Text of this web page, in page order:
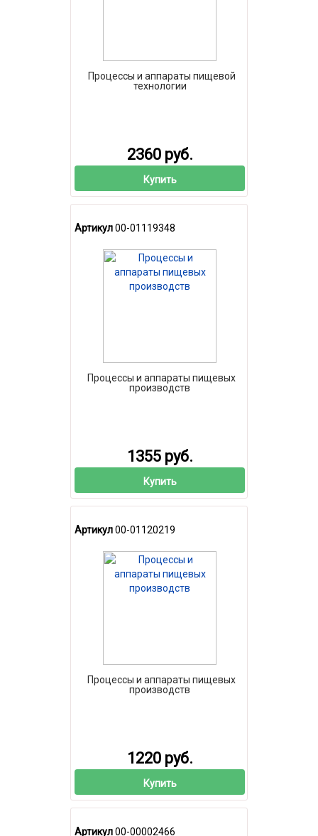
Процессы и аппараты пищевой
технологии
2360 руб.
Купить
Артикул00-01119348
Процессы и аппараты пищевых
производств
1355 руб.
Купить
Артикул00-01120219
Процессы и аппараты пищевых
производств
1220 руб.
Купить
Артикул00-00002466